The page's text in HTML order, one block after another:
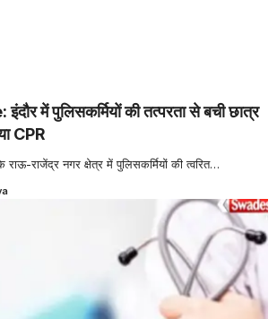
में पुलिसकर्मियों की तत्परता से बची छात्र
CPR
राजेंद्र नगर क्षेत्र में पुलिसकर्मियों की त्वरित…